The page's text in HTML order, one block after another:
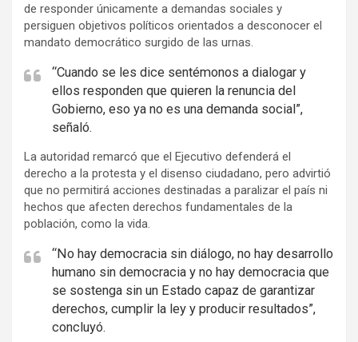
de responder únicamente a demandas sociales y
persiguen objetivos políticos orientados a desconocer el
mandato democrático surgido de las urnas.
“Cuando se les dice sentémonos a dialogar y
ellos responden que quieren la renuncia del
Gobierno, eso ya no es una demanda social”,
señaló.
La autoridad remarcó que el Ejecutivo defenderá el
derecho a la protesta y el disenso ciudadano, pero advirtió
que no permitirá acciones destinadas a paralizar el país ni
hechos que afecten derechos fundamentales de la
población, como la vida.
“No hay democracia sin diálogo, no hay desarrollo
humano sin democracia y no hay democracia que
se sostenga sin un Estado capaz de garantizar
derechos, cumplir la ley y producir resultados”,
concluyó.